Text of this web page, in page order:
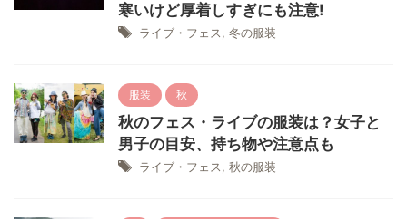
寒いけど厚着しすぎにも注意!
ライブ・フェス, 冬の服装
服装 秋
秋のフェス・ライブの服装は？女子と
男子の目安、持ち物や注意点も
ライブ・フェス, 秋の服装